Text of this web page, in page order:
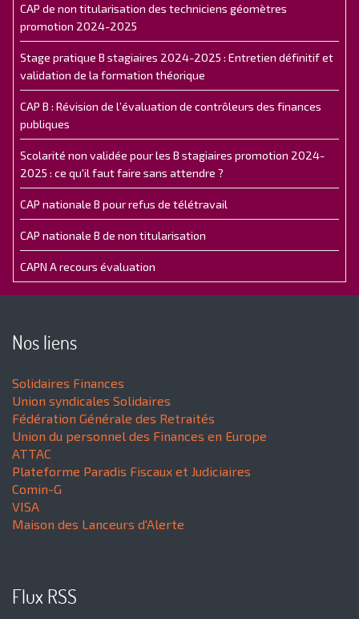
CAP de non titularisation des techniciens géomètres
promotion 2024-2025
Stage pratique B stagiaires 2024-2025 : Entretien définitif et
validation de la formation théorique
CAP B : Révision de l’évaluation de contrôleurs des finances
publiques
Scolarité non validée pour les B stagiaires promotion 2024-
2025 : ce qu'il faut faire sans attendre ?
CAP nationale B pour refus de télétravail
CAP nationale B de non titularisation
CAPN A recours évaluation
Nos liens
Solidaires Finances
Union syndicales Solidaires
Fédération Générale des Retraités
Union du personnel des Finances en Europe
ATTAC
Plateforme Paradis Fiscaux et Judiciaires
Comin-G
VISA
Maison des Lanceurs d'Alerte
Flux RSS